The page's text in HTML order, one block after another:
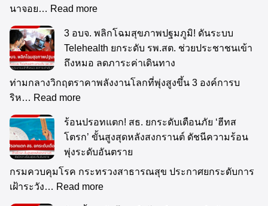
นาจอย… Read more
3 อบจ. พลิกโฉมสุขภาพปฐมภูมิ! ดันระบบ
Telehealth ยกระดับ รพ.สต. ช่วยประชาชนเข้า
ถึงหมอ ลดภาระค่าเดินทาง
ท่ามกลางวิกฤตราคาพลังงานโลกที่พุ่งสูงขึ้น 3 องค์การบ
ริห… Read more
ร้อนปรอทแตก! สธ. ยกระดับเตือนภัย ‘ฮีทส
โตรก’ ขั้นสูงสุดหลังสงกรานต์ ดัชนีความร้อน
พุ่งระดับอันตราย
กรมควบคุมโรค กระทรวงสาธารณสุข ประกาศยกระดับการ
เฝ้าระวัง… Read more